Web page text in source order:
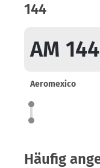
144
AM 144
Aeromexico
Häufig